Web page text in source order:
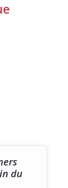
du